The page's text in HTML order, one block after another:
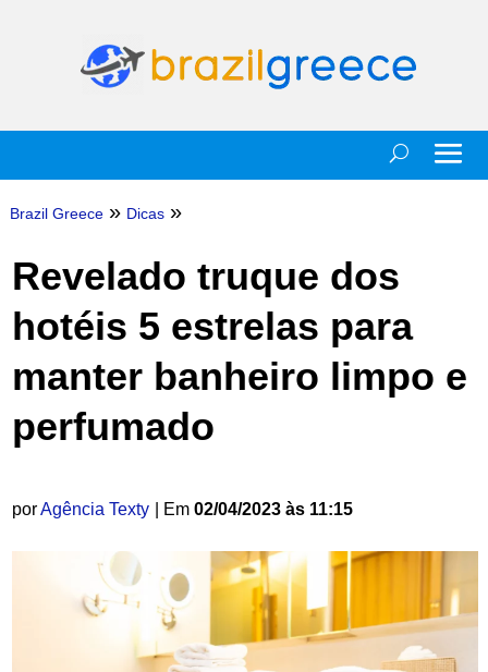
Brazil Greece » Dicas »
Revelado truque dos
hotéis 5 estrelas para
manter banheiro limpo e
perfumado
porAgência Texty | Em 02/04/2023 às 11:15